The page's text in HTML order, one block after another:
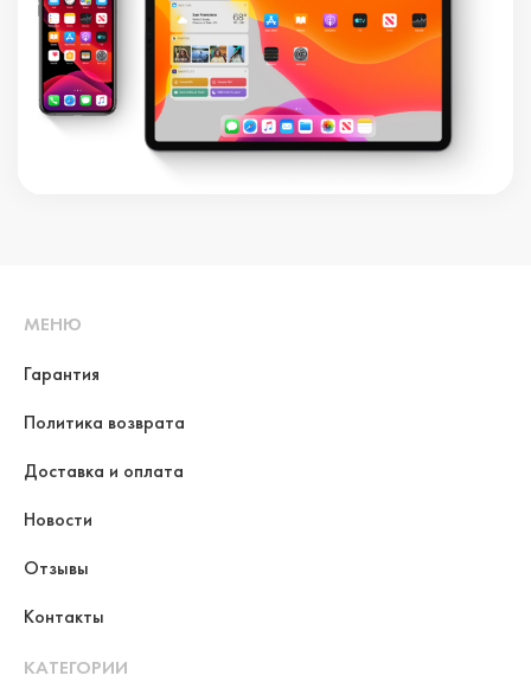
МЕНЮ
Гарантия
Политика возврата
Доставка и оплата
Новости
Отзывы
Контакты
КАТЕГОРИИ